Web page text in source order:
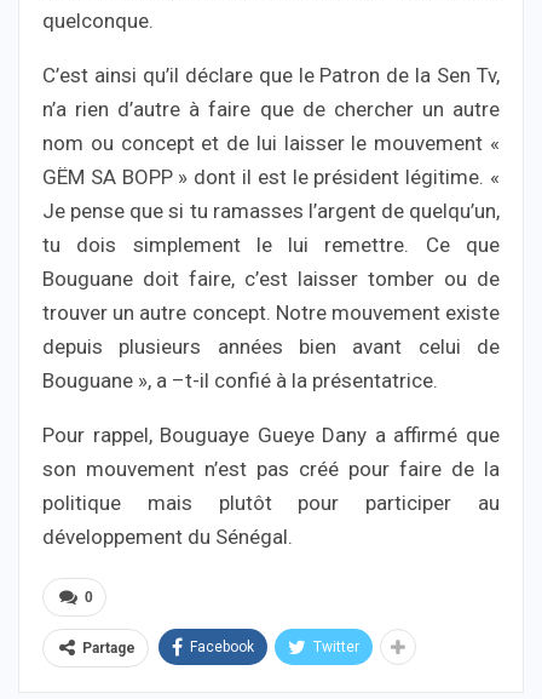
quelconque.
C’est ainsi qu’il déclare que le Patron de la Sen Tv,
n’a rien d’autre à faire que de chercher un autre
nom ou concept et de lui laisser le mouvement «
GËM SA BOPP » dont il est le président légitime. «
Je pense que si tu ramasses l’argent de quelqu’un,
tu dois simplement le lui remettre. Ce que
Bouguane doit faire, c’est laisser tomber ou de
trouver un autre concept. Notre mouvement existe
depuis plusieurs années bien avant celui de
Bouguane », a –t-il confié à la présentatrice.
Pour rappel, Bouguaye Gueye Dany a affirmé que
son mouvement n’est pas créé pour faire de la
politique mais plutôt pour participer au
développement du Sénégal.
0
Partage Facebook Twitter